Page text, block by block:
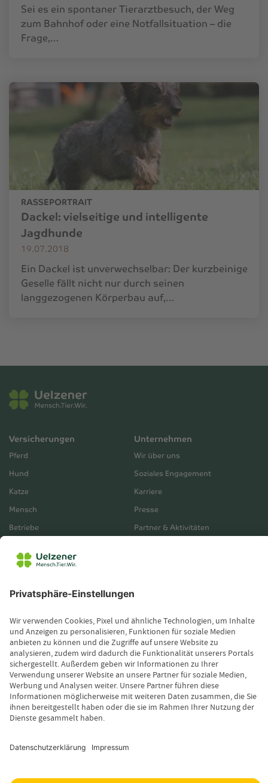
Sei es ein spontaner Tierarztbesuch, der Weg
zum Bahnhof oder eine Notfallsituation – die
Frage,…
RASSEPORTRAIT
Dackel: vielseitige und intelligente
Jagdhunde
19.07.2018
Ein Dackel ist unverwechselbar: Der kurzbeinige
Geselle fällt nicht nur durch seinen
langgezogenen Körperbau auf,…
Versicherungen
Pferd
Hund
Katze
Mensch
Betriebe
Unternehmen
Wir über uns
Soziales Engagement
Karriere
Presse
Partner & Aktivitäten
Service
Kontakt
Produktinformationen anfordern
Wissenswertes
Magazin
Newsletter-Anmeldung
Copyright © 2026 Uelzener Tier-Magazin
Cookie-Einstellungen